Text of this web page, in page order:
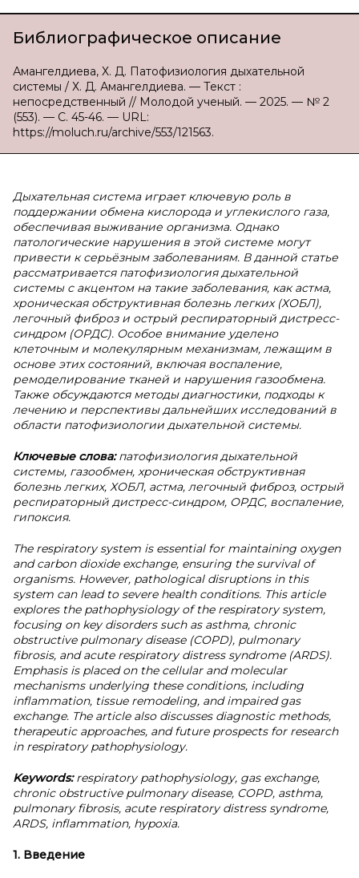
Библиографическое описание
Амангелдиева, Х. Д. Патофизиология дыхательной
системы / Х. Д. Амангелдиева. — Текст :
непосредственный // Молодой ученый. — 2025. — № 2
(553). — С. 45-46. — URL:
https://moluch.ru/archive/553/121563.
Дыхательная система играет ключевую роль в
поддержании обмена кислорода и углекислого газа,
обеспечивая выживание организма. Однако
патологические нарушения в этой системе могут
привести к серьёзным заболеваниям. В данной статье
рассматривается патофизиология дыхательной
системы с акцентом на такие заболевания, как астма,
хроническая обструктивная болезнь легких (ХОБЛ),
легочный фиброз и острый респираторный дистресс-
синдром (ОРДС). Особое внимание уделено
клеточным и молекулярным механизмам, лежащим в
основе этих состояний, включая воспаление,
ремоделирование тканей и нарушения газообмена.
Также обсуждаются методы диагностики, подходы к
лечению и перспективы дальнейших исследований в
области патофизиологии дыхательной системы.
Ключевые слова:патофизиология дыхательной
системы, газообмен, хроническая обструктивная
болезнь легких, ХОБЛ, астма, легочный фиброз, острый
респираторный дистресс-синдром, ОРДС, воспаление,
гипоксия.
The respiratory system is essential for maintaining oxygen
and carbon dioxide exchange, ensuring the survival of
organisms. However, pathological disruptions in this
system can lead to severe health conditions. This article
explores the pathophysiology of the respiratory system,
focusing on key disorders such as asthma, chronic
obstructive pulmonary disease (COPD), pulmonary
fibrosis, and acute respiratory distress syndrome (ARDS).
Emphasis is placed on the cellular and molecular
mechanisms underlying these conditions, including
inflammation, tissue remodeling, and impaired gas
exchange. The article also discusses diagnostic methods,
therapeutic approaches, and future prospects for research
in respiratory pathophysiology.
Keywords:respiratory pathophysiology, gas exchange,
chronic obstructive pulmonary disease, COPD, asthma,
pulmonary fibrosis, acute respiratory distress syndrome,
ARDS, inflammation, hypoxia.
1. Введение